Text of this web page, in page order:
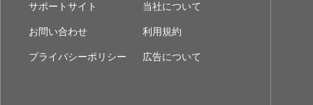
サポートサイト 当社について
お問い合わせ 利用規約
プライバシーポリシー 広告について